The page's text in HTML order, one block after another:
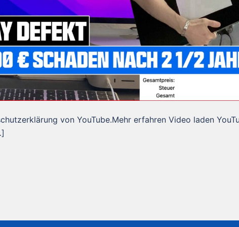
von YouTube.Mehr erfahren Video laden